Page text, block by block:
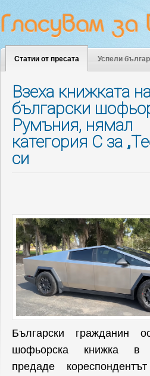
Статии от пресата Успели
Взеха книжката
български
Румъния, нямал
категория C за
си
Български гражданин
шофьорска книжка в
предаде